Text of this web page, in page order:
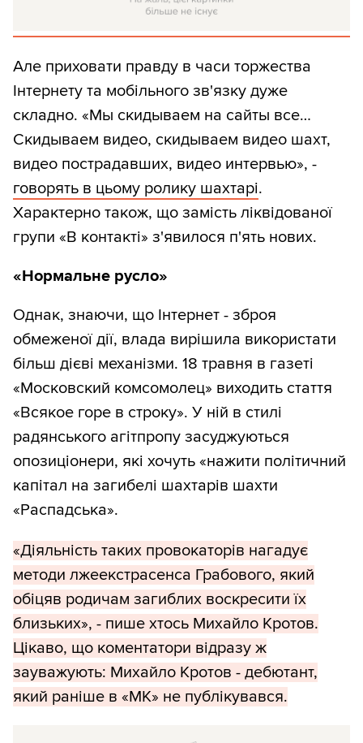
Але приховати правду в часи торжества
Інтернету та мобільного зв'язку дуже
складно. «Мы скидываем на сайты все…
Скидываем видео, скидываем видео шахт,
видео пострадавших, видео интервью», -
говорять в цьому ролику шахтарі.
Характерно також, що замість ліквідованої
групи «В контакті» з'явилося п'ять нових.
«Нормальне русло»
Однак, знаючи, що Інтернет - зброя
обмеженої дії, влада вирішила використати
більш дієві механізми. 18 травня в газеті
«Московский комсомолец» виходить стаття
«Всякое горе в строку». У ній в стилі
радянського агітпропу засуджуються
опозиціонери, які хочуть «нажити політичний
капітал на загибелі шахтарів шахти
«Распадська».
«Діяльність таких провокаторів нагадує
методи лжеекстрасенса Грабового, який
обіцяв родичам загиблих воскресити їх
близьких», - пише хтось Михайло Кротов.
Цікаво, що коментатори відразу ж
зауважують: Михайло Кротов - дебютант,
який раніше в «МК» не публікувався.